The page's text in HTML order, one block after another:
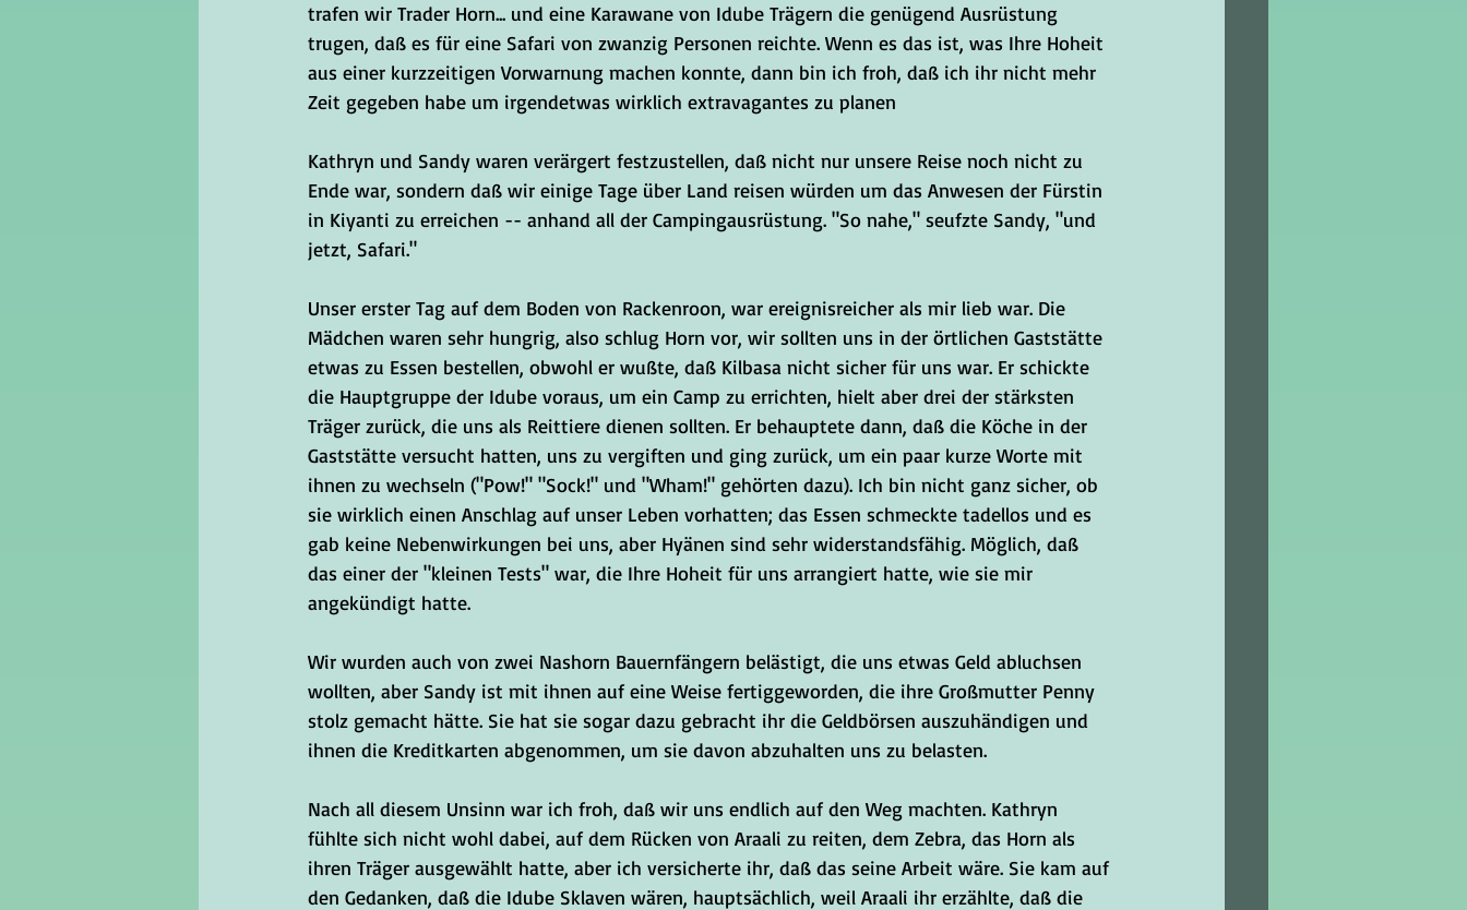
trafen wir Trader Horn... und eine Karawane von Idube Trägern die genügend Ausrüstung
trugen, daß es für eine Safari von zwanzig Personen reichte. Wenn es das ist, was Ihre Hoheit
aus einer kurzzeitigen Vorwarnung machen konnte, dann bin ich froh, daß ich ihr nicht mehr
Zeit gegeben habe um irgendetwas wirklich extravagantes zu planen
Kathryn und Sandy waren verärgert festzustellen, daß nicht nur unsere Reise noch nicht zu
Ende war, sondern daß wir einige Tage über Land reisen würden um das Anwesen der Fürstin
in Kiyanti zu erreichen -- anhand all der Campingausrüstung. "So nahe," seufzte Sandy, "und
jetzt, Safari."
Unser erster Tag auf dem Boden von Rackenroon, war ereignisreicher als mir lieb war. Die
Mädchen waren sehr hungrig, also schlug Horn vor, wir sollten uns in der örtlichen Gaststätte
etwas zu Essen bestellen, obwohl er wußte, daß Kilbasa nicht sicher für uns war. Er schickte
die Hauptgruppe der Idube voraus, um ein Camp zu errichten, hielt aber drei der stärksten
Träger zurück, die uns als Reittiere dienen sollten. Er behauptete dann, daß die Köche in der
Gaststätte versucht hatten, uns zu vergiften und ging zurück, um ein paar kurze Worte mit
ihnen zu wechseln ("Pow!" "Sock!" und "Wham!" gehörten dazu). Ich bin nicht ganz sicher, ob
sie wirklich einen Anschlag auf unser Leben vorhatten; das Essen schmeckte tadellos und es
gab keine Nebenwirkungen bei uns, aber Hyänen sind sehr widerstandsfähig. Möglich, daß
das einer der "kleinen Tests" war, die Ihre Hoheit für uns arrangiert hatte, wie sie mir
angekündigt hatte.
Wir wurden auch von zwei Nashorn Bauernfängern belästigt, die uns etwas Geld abluchsen
wollten, aber Sandy ist mit ihnen auf eine Weise fertiggeworden, die ihre Großmutter Penny
stolz gemacht hätte. Sie hat sie sogar dazu gebracht ihr die Geldbörsen auszuhändigen und
ihnen die Kreditkarten abgenommen, um sie davon abzuhalten uns zu belasten.
Nach all diesem Unsinn war ich froh, daß wir uns endlich auf den Weg machten. Kathryn
fühlte sich nicht wohl dabei, auf dem Rücken von Araali zu reiten, dem Zebra, das Horn als
ihren Träger ausgewählt hatte, aber ich versicherte ihr, daß das seine Arbeit wäre. Sie kam auf
den Gedanken, daß die Idube Sklaven wären, hauptsächlich, weil Araali ihr erzählte, daß die